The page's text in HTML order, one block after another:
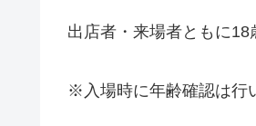
出店者・来場者ともに18
※入場時に年齢確認は行